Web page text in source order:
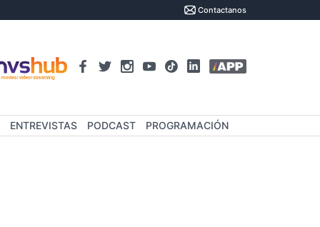
Contactanos
ENTREVISTAS PODCAST PROGRAMACIÓN